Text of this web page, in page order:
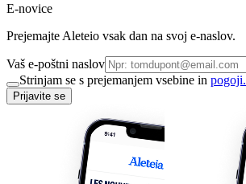
E-novice
Prejemajte Aleteio vsak dan na svoj e-naslov.
Vaš e-poštni naslov
Strinjam se s prejemanjem vsebine in pogoji.
Prijavite se